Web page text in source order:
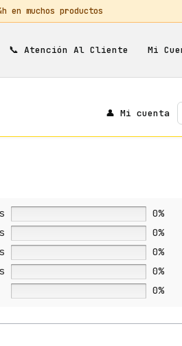
muchos productos
📞 Atención Al Cliente Mi
👤 Mi cuenta
0%
0%
0%
0%
0%